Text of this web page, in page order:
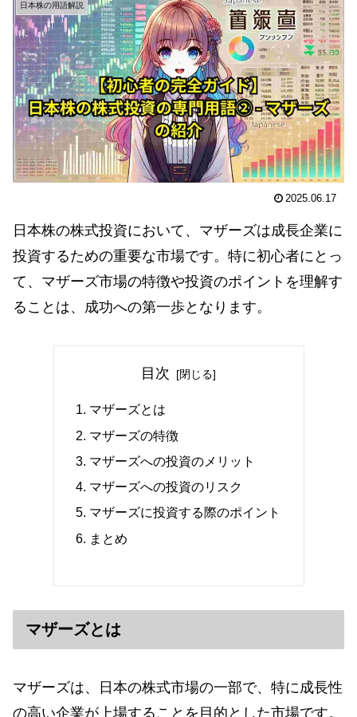
日本株の用語解説
2025.06.17
日本株の株式投資において、マザーズは成長企業に
投資するための重要な市場です。特に初心者にとっ
て、マザーズ市場の特徴や投資のポイントを理解す
ることは、成功への第一歩となります。
目次
マザーズとは
マザーズの特徴
マザーズへの投資のメリット
マザーズへの投資のリスク
マザーズに投資する際のポイント
まとめ
マザーズとは
マザーズは、日本の株式市場の一部で、特に成長性
の高い企業が上場することを目的とした市場です。